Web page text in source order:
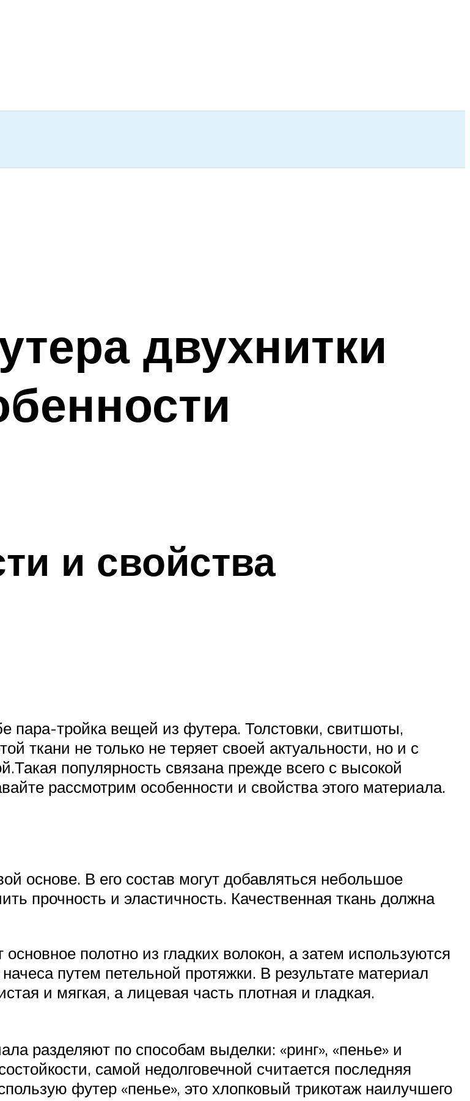
двухнитки
и свойства
пара-тройка вещей из футера. Толстовки, свитшоты,
ткани не только не теряет своей актуальности, но и с
популярность связана прежде всего с высокой
рассмотрим особенности и свойства этого материала.
основе. В его состав могут добавляться небольшое
прочность и эластичность. Качественная ткань должна
полотно из гладких волокон, а затем используются
путем петельной протяжки. В результате материал
и мягкая, а лицевая часть плотная и гладкая.
разделяют по способам выделки: «ринг», «пенье» и
самой недолговечной считается последняя
футер «пенье», это хлопковый трикотаж наилучшего